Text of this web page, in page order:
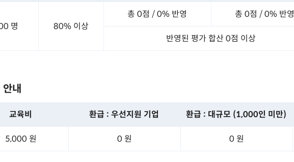
명 80% 이상
총 0점 /0% 반영 총 0점 /0% 반영
반영된 평가 합산 0점 이상
내
교육비 환급 : 우선지원 기업 환급 : 대규모 (1,000인 미만)
5,000 원 0 원 0 원